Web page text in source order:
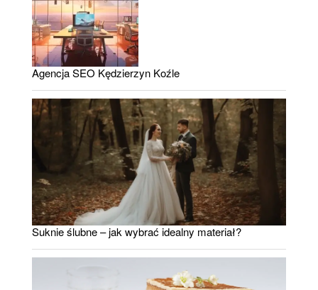
Agencja SEO Kędzierzyn Koźle
Suknie ślubne – jak wybrać idealny materiał?